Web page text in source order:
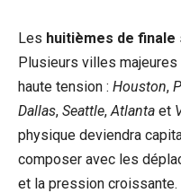
Les huitièmes de finale
Plusieurs villes
haute tension : Houston,
Dallas, Seattle,Atlanta et
physique deviendra
composer avec les
et la pression croissante.